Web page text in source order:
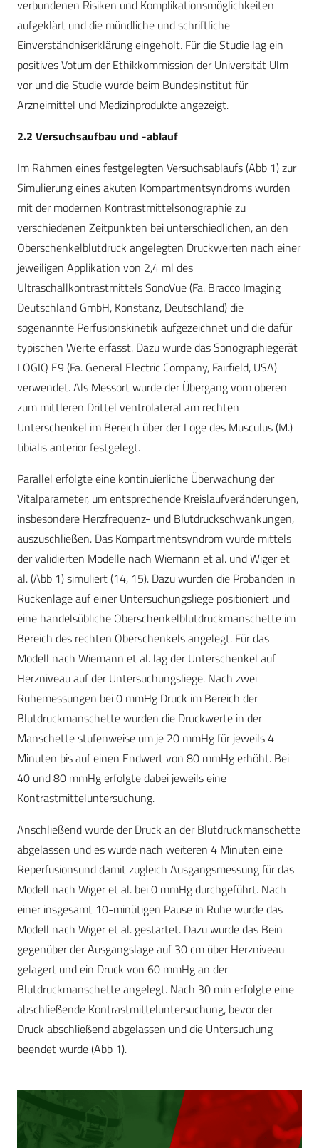
verbundenen Risiken und Komplikationsmöglichkeiten
aufgeklärt und die mündliche und schriftliche
Einverständniserklärung eingeholt. Für die Studie lag ein
positives Votum der Ethikkommission der Universität Ulm
vor und die Studie wurde beim Bundesinstitut für
Arzneimittel und Medizinprodukte angezeigt.
2.2 Versuchsaufbau und -ablauf
Im Rahmen eines festgelegten Versuchsablaufs (Abb 1) zur
Simulierung eines akuten Kompartmentsyndroms wurden
mit der modernen Kontrastmittelsonographie zu
verschiedenen Zeitpunkten bei unterschiedlichen, an den
Oberschenkelblutdruck angelegten Druckwerten nach einer
jeweiligen Applikation von 2,4 ml des
Ultraschallkontrastmittels SonoVue (Fa. Bracco Imaging
Deutschland GmbH, Konstanz, Deutschland) die
sogenannte Perfusionskinetik aufgezeichnet und die dafür
typischen Werte erfasst. Dazu wurde das Sonographiegerät
LOGIQ E9 (Fa. General Electric Company, Fairfield, USA)
verwendet. Als Messort wurde der Übergang vom oberen
zum mittleren Drittel ventrolateral am rechten
Unterschenkel im Bereich über der Loge des Musculus (M.)
tibialis anterior festgelegt.
Parallel erfolgte eine kontinuierliche Überwachung der
Vitalparameter, um entsprechende Kreislaufveränderungen,
insbesondere Herzfrequenz- und Blutdruckschwankungen,
auszuschließen. Das Kompartmentsyndrom wurde mittels
der validierten Modelle nach Wiemann et al. und Wiger et
al. (Abb 1) simuliert (14, 15). Dazu wurden die Probanden in
Rückenlage auf einer Untersuchungsliege positioniert und
eine handelsübliche Oberschenkelblutdruckmanschette im
Bereich des rechten Oberschenkels angelegt. Für das
Modell nach Wiemann et al. lag der Unterschenkel auf
Herzniveau auf der Untersuchungsliege. Nach zwei
Ruhemessungen bei 0 mmHg Druck im Bereich der
Blutdruckmanschette wurden die Druckwerte in der
Manschette stufenweise um je 20 mmHg für jeweils 4
Minuten bis auf einen Endwert von 80 mmHg erhöht. Bei
40 und 80 mmHg erfolgte dabei jeweils eine
Kontrastmitteluntersuchung.
Anschließend wurde der Druck an der Blutdruckmanschette
abgelassen und es wurde nach weiteren 4 Minuten eine
Reperfusionsund damit zugleich Ausgangsmessung für das
Modell nach Wiger et al. bei 0 mmHg durchgeführt. Nach
einer insgesamt 10-minütigen Pause in Ruhe wurde das
Modell nach Wiger et al. gestartet. Dazu wurde das Bein
gegenüber der Ausgangslage auf 30 cm über Herzniveau
gelagert und ein Druck von 60 mmHg an der
Blutdruckmanschette angelegt. Nach 30 min erfolgte eine
abschließende Kontrastmitteluntersuchung, bevor der
Druck abschließend abgelassen und die Untersuchung
beendet wurde (Abb 1).